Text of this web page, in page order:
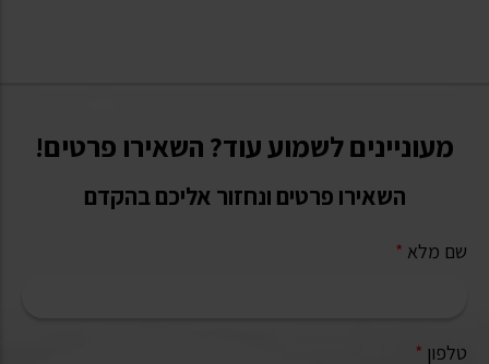
מעוניינים לשמוע עוד? השאירו פרטים!
השאירו פרטים ונחזור אליכם בהקדם
שם מלא *
טלפון *